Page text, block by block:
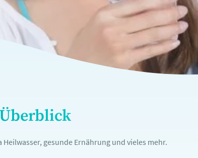
gesunde Ernährung und vieles mehr.